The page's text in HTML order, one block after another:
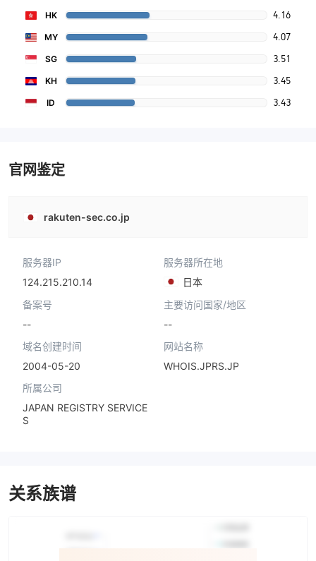
HK 4.16
MY 4.07
SG 3.51
KH 3.45
ID 3.43
官网鉴定
rakuten-sec.co.jp
服务器IP
124.215.210.14
服务器所在地
日本
备案号
--
主要访问国家/地区
--
域名创建时间
2004-05-20
网站名称
WHOIS.JPRS.JP
所属公司
JAPAN REGISTRY SERVICE
S
关系族谱